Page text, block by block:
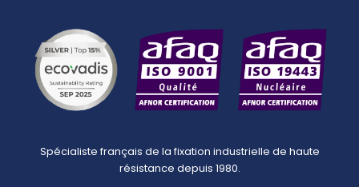
Spécialiste français de la fixation industrielle de haute
résistance depuis 1980.